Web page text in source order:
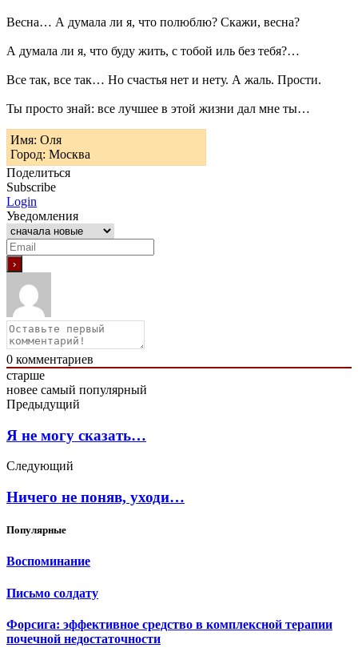
Весна… А думала ли я, что полюблю? Скажи, весна?
А думала ли я, что буду жить, с тобой иль без тебя?…
Все так, все так… Но счастья нет и нету. А жаль. Прости.
Ты просто знай: все лучшее в этой жизни дал мне ты…
Имя: Оля
Город: Москва
Поделиться
Subscribe
Login
Уведомления
0 комментариев
старше
новее самый популярный
Предыдущий
Я не могу сказать…
Следующий
Ничего не поняв, уходи…
Популярные
Воспоминание
Письмо солдату
Форсига: эффективное средство в комплексной терапии
почечной недостаточности